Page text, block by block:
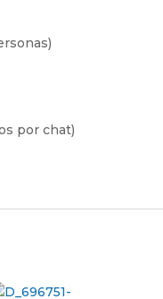
por chat)